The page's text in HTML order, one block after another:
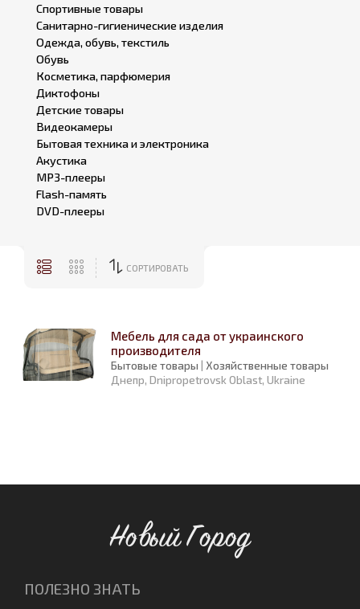
Спортивные товары
Санитарно-гигиенические изделия
Одежда, обувь, текстиль
Обувь
Косметика, парфюмерия
Диктофоны
Детские товары
Видеокамеры
Бытовая техника и электроника
Акустика
MP3-плееры
Flash-память
DVD-плееры
СОРТИРОВАТЬ
Мебель для сада от украинского
производителя
Бытовые товары | Хозяйственные товары
Днепр, Dnipropetrovsk Oblast, Ukraine
Новый Город
ПОЛЕЗНО ЗНАТЬ